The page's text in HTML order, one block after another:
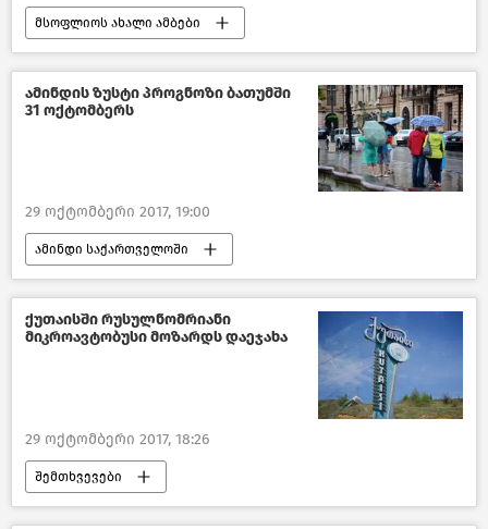
მსოფლიოს ახალი ამბები
ამინდის ზუსტი პროგნოზი ბათუმში
31 ოქტომბერს
29 ოქტომბერი 2017, 19:00
ამინდი საქართველოში
ამინდი ბათუმში საქართველო
ქუთაისში რუსულნომრიანი
მიკროავტობუსი მოზარდს დაეჯახა
29 ოქტომბერი 2017, 18:26
შემთხვევები
შემთხვევები საქართველოში –2018